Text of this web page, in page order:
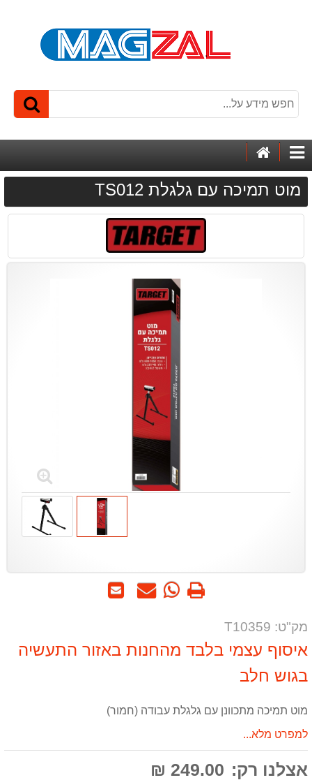
קטגוריותהבית
מוט תמיכה עם גלגלת TS012
שלח
שאל WhatsApp
על
מק"ט: T10359
מוט תמיכה מתכוונן עם גלגלת עבודה (חמור)
למפרט מלא...
אצלנו רק: 249.00 ₪